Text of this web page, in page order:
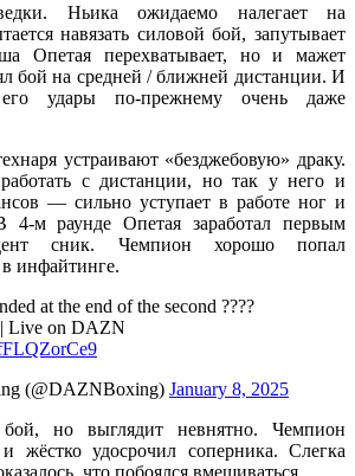
Ньика ожидаемо налегает на
навязать силовой бой, запутывает
Опетая перехватывает, но и мажет
бой на средней / ближней дистанции. И
его удары по-прежнему очень даже
устраивают «безджебовую» драку.
с дистанции, но так у него и
— сильно уступает в работе ног и
4-м раунде Опетая заработал первым
сник. Чемпион хорошо попал
инфайтинге.
at the end of the second ????
| Live on DAZN
(@DAZNBoxing) January 8, 2025
но выглядит невнятно. Чемпион
жёстко удосрочил соперника. Слегка
что побоялся вмешиваться.